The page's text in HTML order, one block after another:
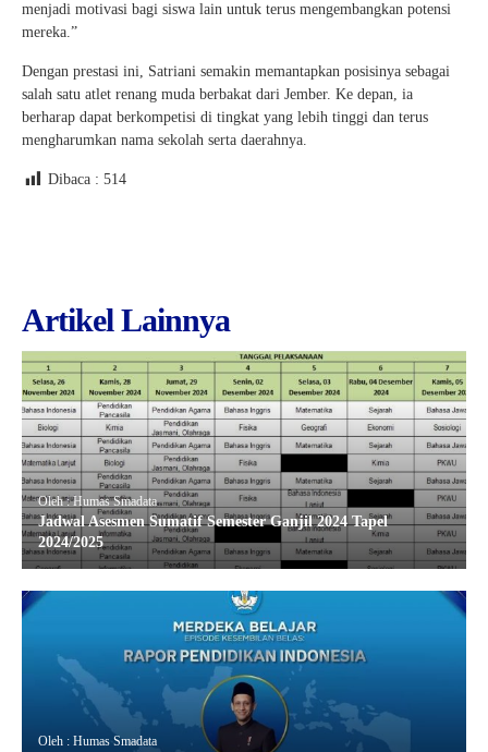
menjadi motivasi bagi siswa lain untuk terus mengembangkan potensi
mereka.”
Dengan prestasi ini, Satriani semakin memantapkan posisinya sebagai
salah satu atlet renang muda berbakat dari Jember. Ke depan, ia
berharap dapat berkompetisi di tingkat yang lebih tinggi dan terus
mengharumkan nama sekolah serta daerahnya.
Dibaca : 514
Artikel Lainnya
Oleh : Humas Smadata
Jadwal Asesmen Sumatif Semester Ganjil 2024 Tapel
2024/2025
Oleh : Humas Smadata